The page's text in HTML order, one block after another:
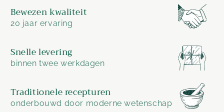
Bewezen kwaliteit
20 jaar ervaring
Snelle levering
binnen twee werkdagen
Traditionele recepturen
onderbouwd door moderne wetenschap